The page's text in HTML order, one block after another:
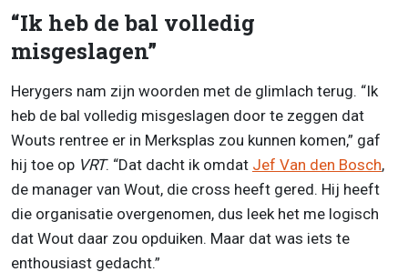
“Ik heb de bal volledig
misgeslagen”
Herygers nam zijn woorden met de glimlach terug. “Ik
heb de bal volledig misgeslagen door te zeggen dat
Wouts rentree er in Merksplas zou kunnen komen,” gaf
hij toe op VRT. “Dat dacht ik omdat Jef Van den Bosch,
de manager van Wout, die cross heeft gered. Hij heeft
die organisatie overgenomen, dus leek het me logisch
dat Wout daar zou opduiken. Maar dat was iets te
enthousiast gedacht.”